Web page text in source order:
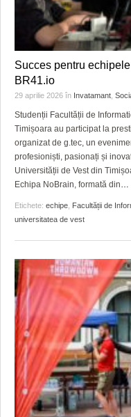
JOCURI ONLINE
DIVERSE
FARMACII DIN
HARTA TIMIŞOAREI
LICEE, ŞCOLI ŞI
PRIMĂRIILE DIN
SFATUL MEDICULUI
SFATURI JURIDICE
Succes pentru
BR41.io
29 aprilie 2026 în Invatamant
Studenții Facultății de
Timișoara au participat la
organizat de g.tec, un
profesioniști, pasionați și
Universității de Vest din
Echipa NoBrain, formată din…
Etichete: echipe Facultății de
universitatea de vest